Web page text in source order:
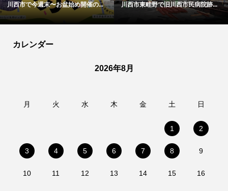
川西市で今週末〜お盆始め開催の... 川西市東畦野で旧川西市民病院跡...
カレンダー
2026年8月
月 火 水 木 金 土 日
1 2
3 4 5 6 7 8 9
10 11 12 13 14 15 16